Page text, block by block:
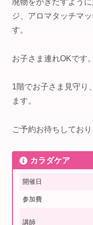
ジ、アロマタッチマ
す。
お子さま連れOKです⁡。
1階でお子さま見守り
ます。
ご予約お待ちしてお
⁡カラダケア
開催日
参加費
講師